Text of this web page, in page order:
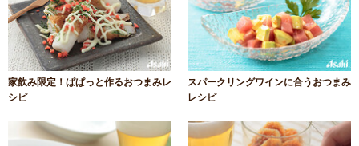
家飲み限定！ぱぱっと作るおつまみレ
シピ
スパークリングワインに合うおつまみ
レシピ